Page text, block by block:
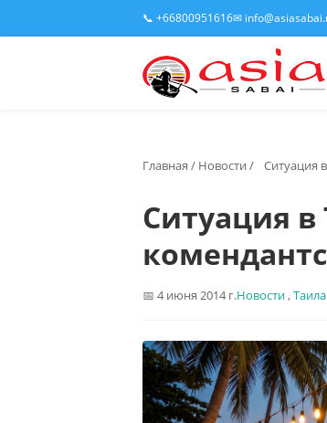
📞 +66800951616✉
Главная / Новости / Ситуация
Ситуация в
4 июня 2014 г.Новости,